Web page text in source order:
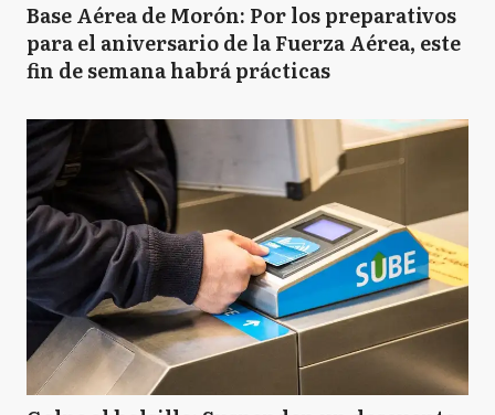
M Moreno
M Morón
N Navarro
P Pilar
Base Aérea de Morón: Por los preparativos
para el aniversario de la Fuerza Aérea, este
fin de semana habrá prácticas